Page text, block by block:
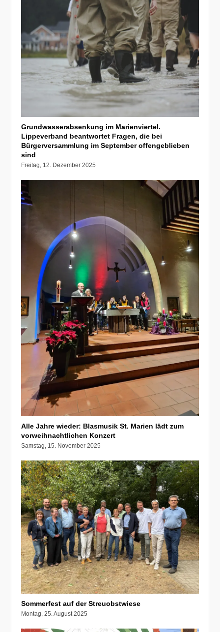
Grundwasserabsenkung im Marienviertel.
Lippeverband beantwortet Fragen, die bei
Bürgerversammlung im September offengeblieben
sind
Freitag, 12. Dezember 2025
Alle Jahre wieder: Blasmusik St. Marien lädt zum
vorweihnachtlichen Konzert
Samstag, 15. November 2025
Sommerfest auf der Streuobstwiese
Montag, 25. August 2025